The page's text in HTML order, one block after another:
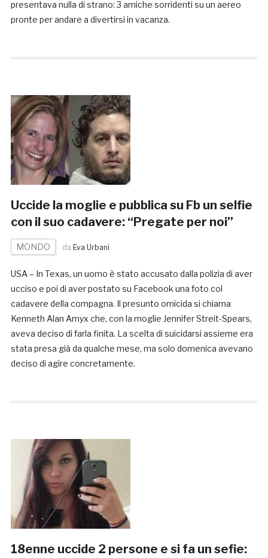
presentava nulla di strano: 3 amiche sorridenti su un aereo
pronte per andare a divertirsi in vacanza.
Uccide la moglie e pubblica su Fb un selfie
con il suo cadavere: “Pregate per noi”
MONDO da Eva Urbani
USA – In Texas, un uomo è stato accusato dalla polizia di aver
ucciso e poi di aver postato su Facebook una foto col
cadavere della compagna. Il presunto omicida si chiama
Kenneth Alan Amyx che, con la moglie Jennifer Streit-Spears,
aveva deciso di farla finita. La scelta di suicidarsi assieme era
stata presa già da qualche mese, ma solo domenica avevano
deciso di agire concretamente.
18enne uccide 2 persone e si fa un sefie: